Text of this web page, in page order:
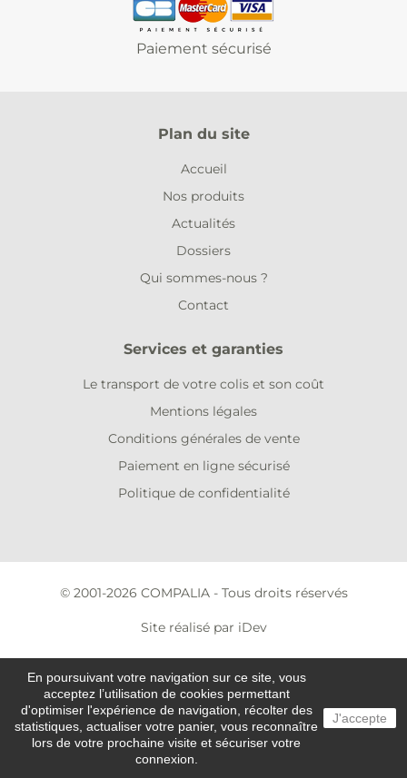
Paiement sécurisé
Plan du site
Accueil
Nos produits
Actualités
Dossiers
Qui sommes-nous ?
Contact
Services et garanties
Le transport de votre colis et son coût
Mentions légales
Conditions générales de vente
Paiement en ligne sécurisé
Politique de confidentialité
En poursuivant votre navigation sur ce site, vous
acceptez l’utilisation de cookies permettant
d'optimiser l'expérience de navigation, récolter des
statistiques, actualiser votre panier, vous reconnaître
lors de votre prochaine visite et sécuriser votre
connexion.
J'accepte
© 2001-2026 COMPALIA - Tous droits réservés
Site réalisé par iDev